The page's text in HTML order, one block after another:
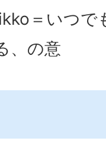
＝いつで
、の意